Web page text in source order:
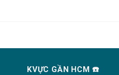
KVỰC GẦN HCM ☎️